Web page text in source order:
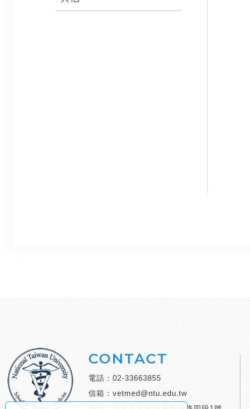
CONTACT
電話： 02-33663855
信箱： vetmed@ntu.edu.tw